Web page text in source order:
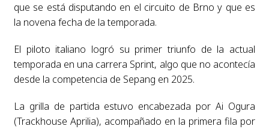
que se está disputando en el circuito de Brno y que es
la novena fecha de la temporada.
El piloto italiano logró su primer triunfo de la actual
temporada en una carrera Sprint, algo que no acontecía
desde la competencia de Sepang en 2025.
La grilla de partida estuvo encabezada por Ai Ogura
(Trackhouse Aprilia), acompañado en la primera fila por